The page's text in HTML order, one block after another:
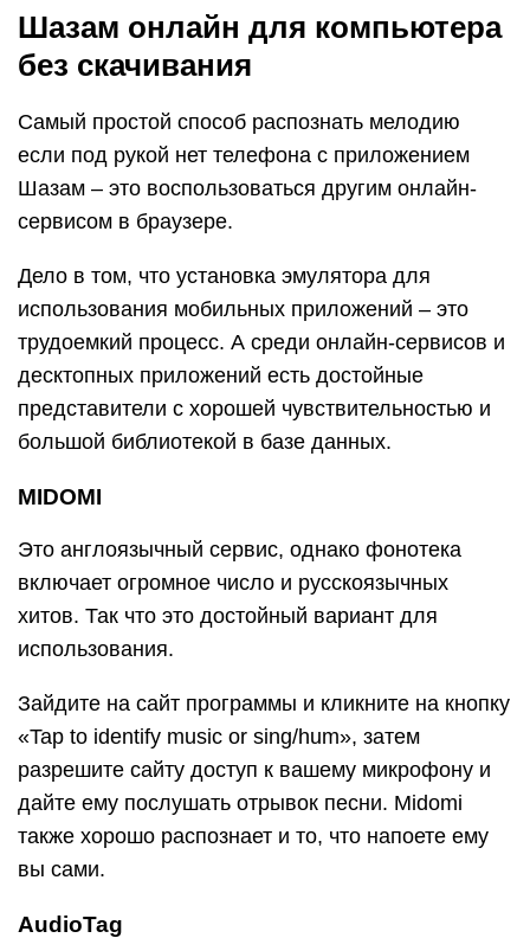
Шазам онлайн для компьютера
без скачивания
Самый простой способ распознать мелодию
если под рукой нет телефона с приложением
Шазам – это воспользоваться другим онлайн-
сервисом в браузере.
Дело в том, что установка эмулятора для
использования мобильных приложений – это
трудоемкий процесс. А среди онлайн-сервисов и
десктопных приложений есть достойные
представители с хорошей чувствительностью и
большой библиотекой в базе данных.
MIDOMI
Это англоязычный сервис, однако фонотека
включает огромное число и русскоязычных
хитов. Так что это достойный вариант для
использования.
Зайдите на сайт программы и кликните на кнопку
«Tap to identify music or sing/hum», затем
разрешите сайту доступ к вашему микрофону и
дайте ему послушать отрывок песни. Midomi
также хорошо распознает и то, что напоете ему
вы сами.
AudioTag